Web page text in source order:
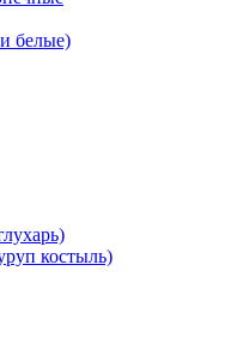
белые)
костыль)